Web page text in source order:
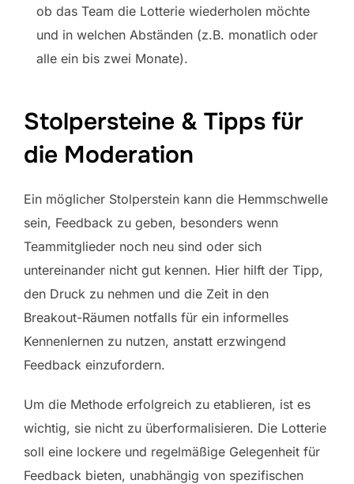
ob das Team die Lotterie wiederholen möchte
und in welchen Abständen (z.B. monatlich oder
alle ein bis zwei Monate).
Stolpersteine & Tipps für
die Moderation
Ein möglicher Stolperstein kann die Hemmschwelle
sein, Feedback zu geben, besonders wenn
Teammitglieder noch neu sind oder sich
untereinander nicht gut kennen. Hier hilft der Tipp,
den Druck zu nehmen und die Zeit in den
Breakout-Räumen notfalls für ein informelles
Kennenlernen zu nutzen, anstatt erzwingend
Feedback einzufordern.
Um die Methode erfolgreich zu etablieren, ist es
wichtig, sie nicht zu überformalisieren. Die Lotterie
soll eine lockere und regelmäßige Gelegenheit für
Feedback bieten, unabhängig von spezifischen